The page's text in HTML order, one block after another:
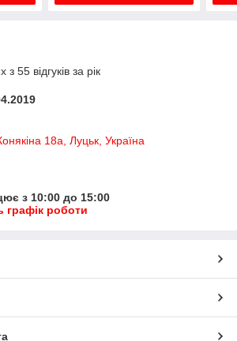
55 відгуків за рік
18а, Луцьк, Україна
з 10:00 до 15:00
графік роботи